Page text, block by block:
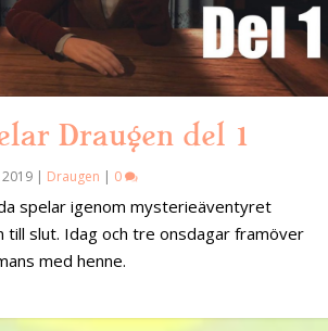
Draugen del 1
| Draugen | 0
spelar igenom mysterieäventyret
till slut. Idag och tre onsdagar framöver
med henne.